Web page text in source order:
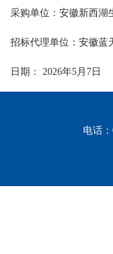
采购单位：安徽新西湖
招标代理单位： 安徽蓝
日期： 2026年5月 7 日
电话